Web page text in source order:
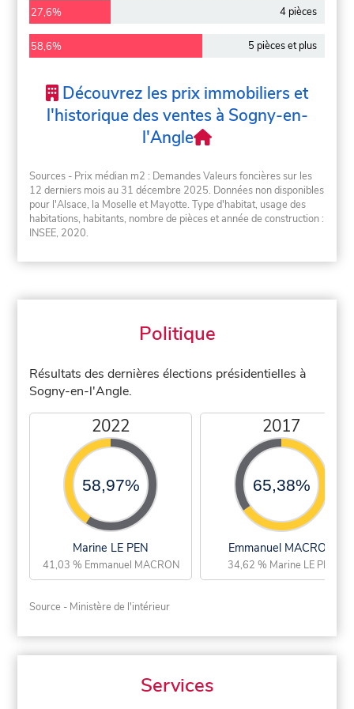
27,6% 4 pièces
58,6% 5 pièces et plus
Découvrez les prix immobiliers et
l'historique des ventes à Sogny-en-
l'Angle
Sources - Prix médian m2 : Demandes Valeurs foncières sur les
12 derniers mois au 31 décembre 2025. Données non disponibles
pour l'Alsace, la Moselle et Mayotte. Type d'habitat, usage des
habitations, habitants, nombre de pièces et année de construction :
INSEE, 2020.
Politique
Résultats des dernières élections présidentielles à
Sogny-en-l'Angle.
2022
58,97%
Marine LE PEN
41,03 % Emmanuel MACRON
2017
65,38%
Emmanuel MACRON
34,62 % Marine LE PEN
Source - Ministère de l'intérieur
Services